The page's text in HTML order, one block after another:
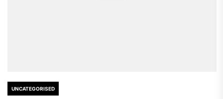
UNCATEGORISED